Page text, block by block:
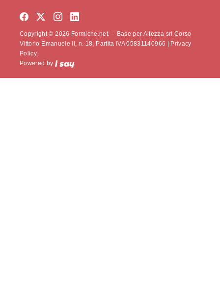
Copyright © 2026 Formiche.net. – Base per Altezza srl Corso
Vittorio Emanuele II, n. 18, Partita IVA 05831140966 |
Privacy
Policy.
Powered by